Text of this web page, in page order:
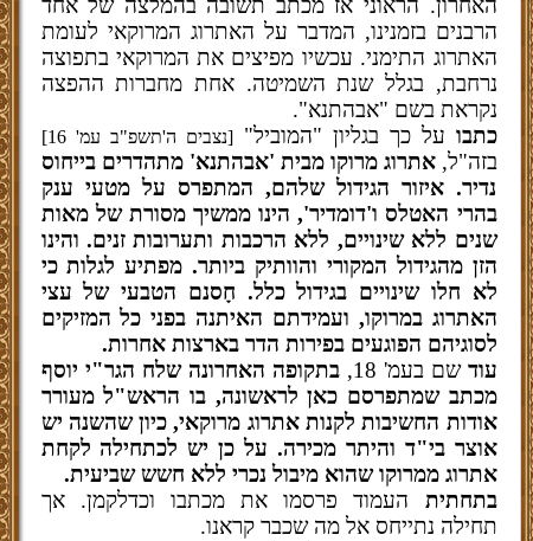
האחרון. הראוני אז מכתב תשובה בהמלצה של אחד
הרבנים בזמנינו, המדבר על האתרוג המרוקאי לעומת
האתרוג התימני. עכשיו מפיצים את המרוקאי בתפוצה
נרחבת, בגלל שנת השמיטה. אחת מחברות ההפצה
נקראת בשם "אבהתנא".
כתבו על כך בגליון "המוביל"[נצבים ה'תשפ"ב עמ' 16]
בזה"ל,אתרוג מרוקו מבית 'אבהתנא' מתהדרים בייחוס
נדיר. איזור הגידול שלהם, המתפרס על מטעי ענק
בהרי האטלס ו'דומדיר', הינו ממשיך מסורת של מאות
שנים ללא שינויים, ללא הרכבות ותערובות זנים. והינו
הזן מהגידול המקורי והוותיק ביותר. מפתיע לגלות כי
לא חלו שינויים בגידול כלל. חָסנם הטבעי של עצי
האתרוג במרוקו, ועמידתם האיתנה בפני כל המזיקים
לסוגיהם הפוגעים בפירות הדר בארצות אחרות.
עוד שם בעמ' 18,
בתקופה האחרונה שלח הגר"י יוסף
מכתב שמתפרסם כאן לראשונה, בו הראש"ל מעורר
אודות החשיבות לקנות אתרוג מרוקאי, כיון שהשנה יש
אוצר בי"ד והיתר מכירה. על כן יש לכתחילה לקחת
אתרוג ממרוקו שהוא מיבול נכרי ללא חשש שביעית.
בתחתית העמוד פרסמו את מכתבו וכדלקמן. אך
תחילה נתייחס אל מה שכבר קראנו.